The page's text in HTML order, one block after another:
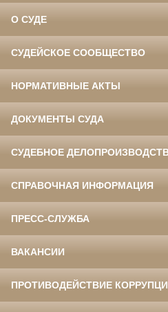
О СУДЕ
СУДЕЙСКОЕ СООБЩЕСТВО
НОРМАТИВНЫЕ АКТЫ
ДОКУМЕНТЫ СУДА
СУДЕБНОЕ
СПРАВОЧНАЯ ИНФОРМАЦИЯ
ПРЕСС-СЛУЖБА
ВАКАНСИИ
ПРОТИВОДЕЙСТВИЕ